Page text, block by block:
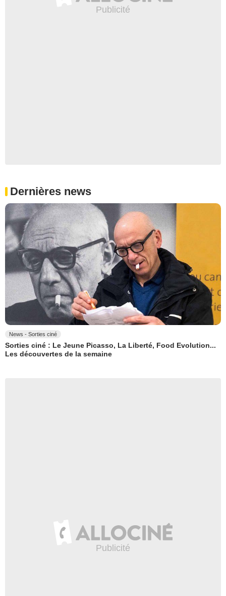
Dernières news
News - Sorties ciné
Sorties ciné : Le Jeune Picasso, La Liberté, Food Evolution...
Les découvertes de la semaine